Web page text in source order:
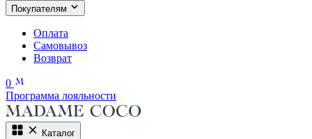
Покупателям
Оплата
Самовывоз
Возврат
0
Программа лояльности
Каталог